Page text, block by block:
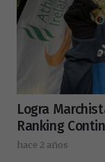
Logra
Ranking
hace 2 años